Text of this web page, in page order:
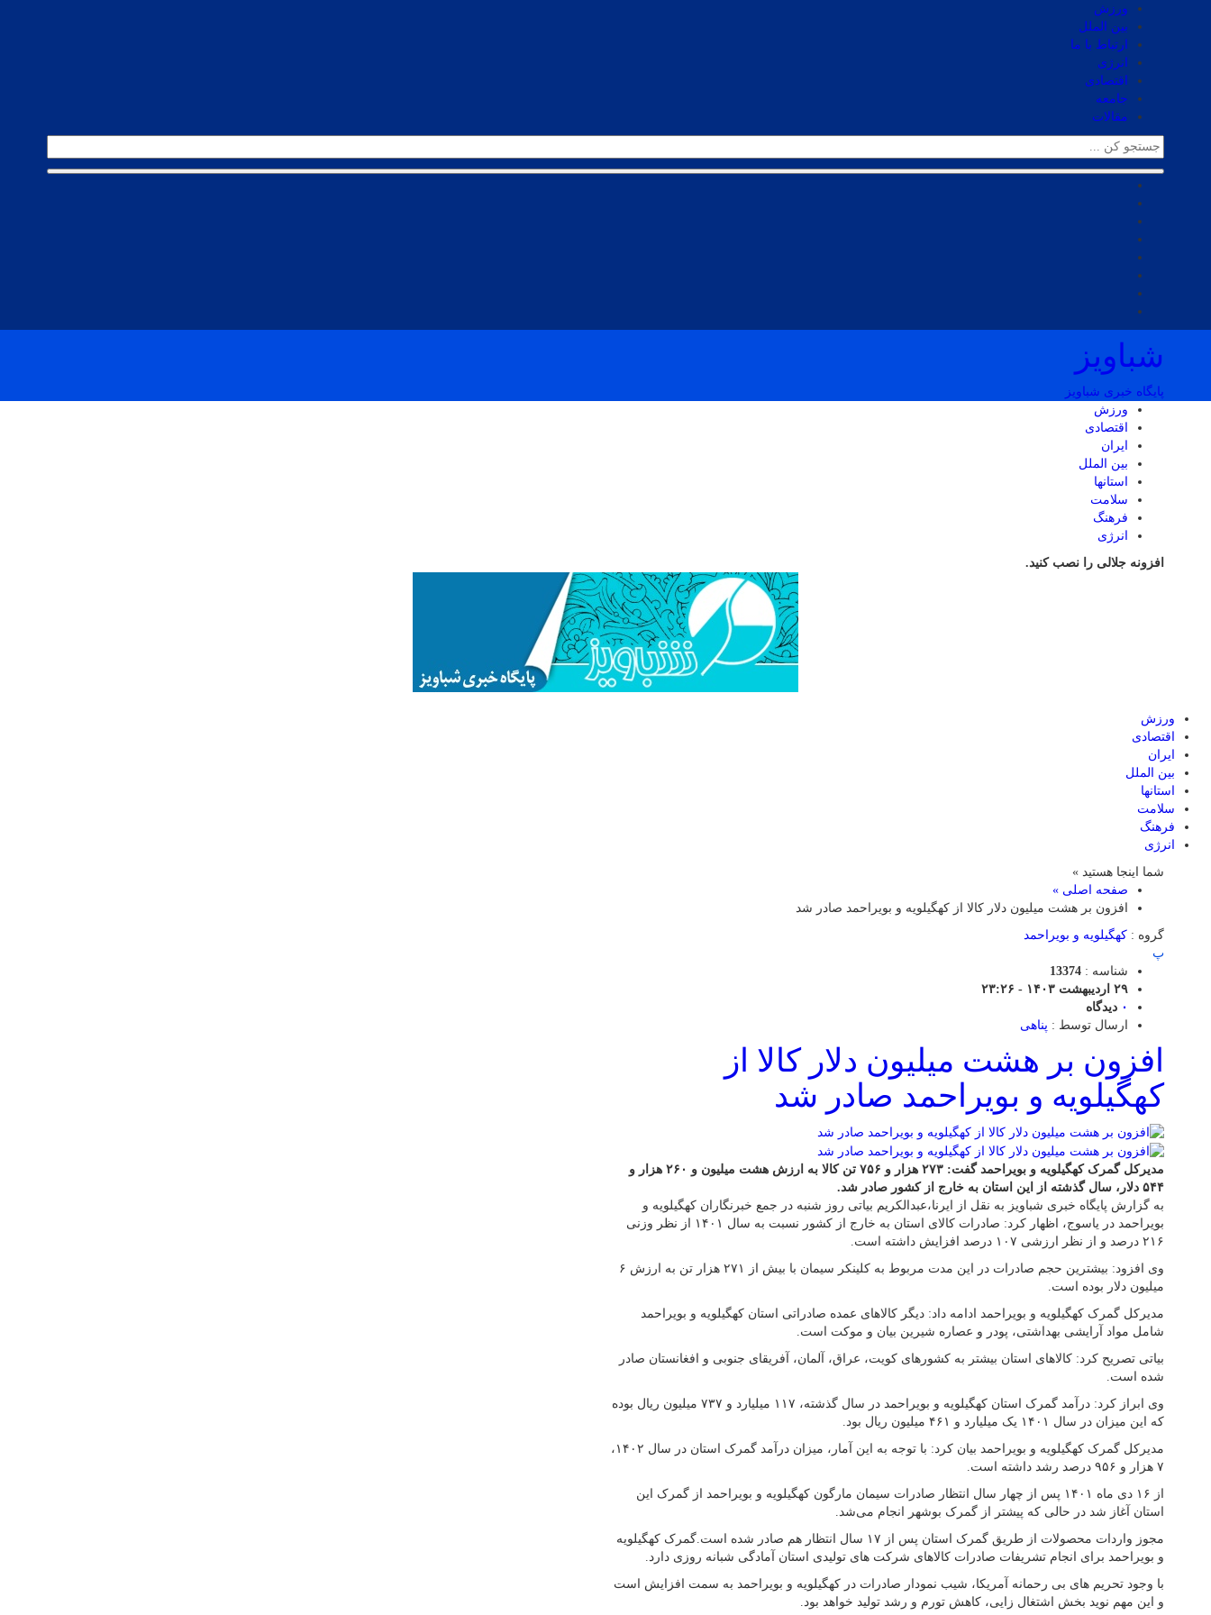
ورزش
بین الملل
ارتباط با ما
انرژی
اقتصادی
جامعه
مقالات
شباویز
پایگاه خبری شباویز
ورزش
اقتصادی
ایران
بین الملل
استانها
سلامت
فرهنگ
انرژی
افزونه جلالی را نصب کنید.
ورزش
اقتصادی
ایران
بین الملل
استانها
سلامت
فرهنگ
انرژی
شما اینجا هستید »
صفحه اصلی »
افزون بر هشت میلیون دلار کالا از کهگیلویه و بویراحمد صادر شد
گروه : کهگیلویه و بویراحمد
پ
شناسه : 13374
۲۹ اردیبهشت ۱۴۰۳ - ۲۳:۲۶
۰ دیدگاه
ارسال توسط : پناهی
افزون بر هشت میلیون دلار کالا از
کهگیلویه و بویراحمد صادر شد
مدیرکل گمرک کهگیلویه و بویراحمد گفت: ۲۷۳ هزار و ۷۵۶ تن کالا به ارزش هشت میلیون و ۲۶۰ هزار و
۵۴۴ دلار، سال گذشته از این استان به خارج از کشور صادر شد.
به گزارش پایگاه خبری شباویز به نقل از ایرنا،عبدالکریم بیاتی روز شنبه در جمع خبرنگاران کهگیلویه و
بویراحمد در یاسوج، اظهار کرد: صادرات کالای استان به خارج از کشور نسبت به سال ۱۴۰۱ از نظر وزنی
۲۱۶ درصد و از نظر ارزشی ۱۰۷ درصد افزایش داشته است.
وی افزود: بیشترین حجم صادرات در این مدت مربوط به کلینکر سیمان با بیش از ۲۷۱ هزار تن به ارزش ۶
میلیون دلار بوده است.
مدیرکل گمرک کهگیلویه و بویراحمد ادامه داد: دیگر کالاهای عمده صادراتی استان کهگیلویه و بویراحمد
شامل مواد آرایشی بهداشتی، پودر و عصاره شیرین بیان و موکت است.
بیاتی تصریح کرد: کالاهای استان بیشتر به کشورهای کویت، عراق، آلمان، آفریقای جنوبی و افغانستان صادر
شده است.
وی ابراز کرد: درآمد گمرک استان کهگیلویه و بویراحمد در سال گذشته، ۱۱۷ میلیارد و ۷۳۷ میلیون ریال بوده
که این میزان در سال ۱۴۰۱ یک میلیارد و ۴۶۱ میلیون ریال بود.
مدیرکل گمرک کهگیلویه و بویراحمد بیان کرد: با توجه به این آمار، میزان درآمد گمرک استان در سال ۱۴۰۲،
۷ هزار و ۹۵۶ درصد رشد داشته است.
از ۱۶ دی ماه ۱۴۰۱ پس از چهار سال انتظار صادرات سیمان مارگون کهگیلویه و بویراحمد از گمرک این
استان آغاز شد در حالی که پیشتر از گمرک بوشهر انجام می‌شد.
مجوز واردات محصولات از طریق گمرک استان پس از ۱۷ سال انتظار هم صادر شده است.گمرک کهگیلویه
و بویراحمد برای انجام تشریفات صادرات کالاهای شرکت های تولیدی استان آمادگی شبانه روزی دارد.
با وجود تحریم های بی رحمانه آمریکا، شیب نمودار صادرات در کهگیلویه و بویراحمد به سمت افزایش است
و این مهم نوید بخش اشتغال زایی، کاهش تورم و رشد تولید خواهد بود.